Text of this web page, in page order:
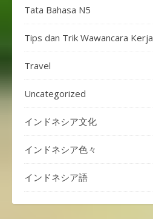
Tata Bahasa N5
Tips dan Trik Wawancara Kerja
Travel
Uncategorized
インドネシア文化
インドネシア色々
インドネシア語